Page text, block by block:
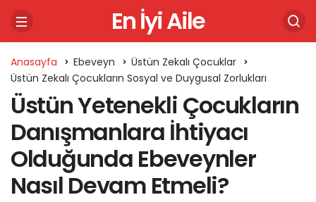
En İyi Aile
Anasayfa Ebeveyn
Üstün Zekalı Çocuklar
Üstün Zekalı Çocukların Sosyal ve Duygusal Zorlukları
Üstün Yetenekli Çocukların
Danışmanlara İhtiyacı
Olduğunda Ebeveynler
Nasıl Devam Etmeli?